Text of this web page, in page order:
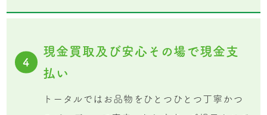
4
現金買取及び安心その場で現金支
払い
トータルではお品物をひとつひとつ丁寧かつ